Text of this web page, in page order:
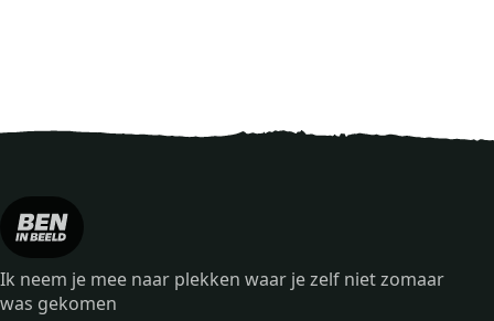
Ik neem je mee naar plekken waar je zelf niet zomaar
was gekomen